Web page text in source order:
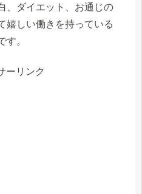
、ダイエット、お通じの
嬉しい働きを持っている
す。
ーリンク